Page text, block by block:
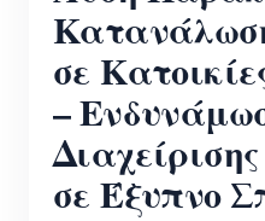
Ελεγκτής ισχύος
IAMMETER
Υπηρεσία αυτο-
Φορτιστής EV
IAMMETER
σε
–
σε Έξυπνο